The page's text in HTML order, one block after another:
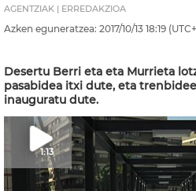
AGENTZIAK | ERREDAKZIOA
Azken eguneratzea: 2017/10/13 18:19
Desertu Berri eta eta Murrieta
pasabidea itxi dute, eta
inauguratu dute.
1:13